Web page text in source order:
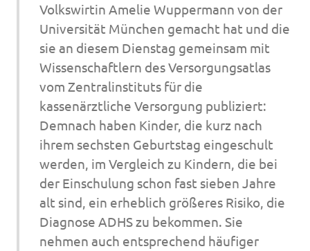
Volkswirtin Amelie Wuppermann von der
Universität München gemacht hat und die
sie an diesem Dienstag gemeinsam mit
Wissenschaftlern des Versorgungsatlas
vom Zentralinstituts für die
kassenärztliche Versorgung publiziert:
Demnach haben Kinder, die kurz nach
ihrem sechsten Geburtstag eingeschult
werden, im Vergleich zu Kindern, die bei
der Einschulung schon fast sieben Jahre
alt sind, ein erheblich größeres Risiko, die
Diagnose ADHS zu bekommen. Sie
nehmen auch entsprechend häufiger